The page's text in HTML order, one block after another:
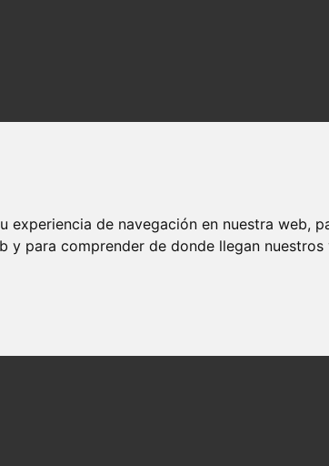
de navegación en nuestra web,
y para comprender de donde llegan nuestros